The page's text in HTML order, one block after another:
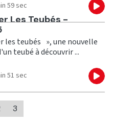
59 sec
Les Teubés -
les teubés », une nouvelle
teubé à découvrir ...
51 sec
3